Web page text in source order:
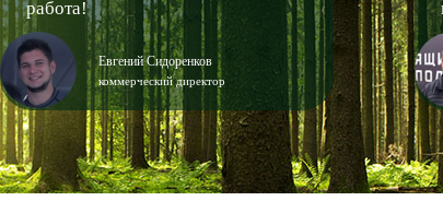
работа!
Евгений Сидоренков
коммерческий директор